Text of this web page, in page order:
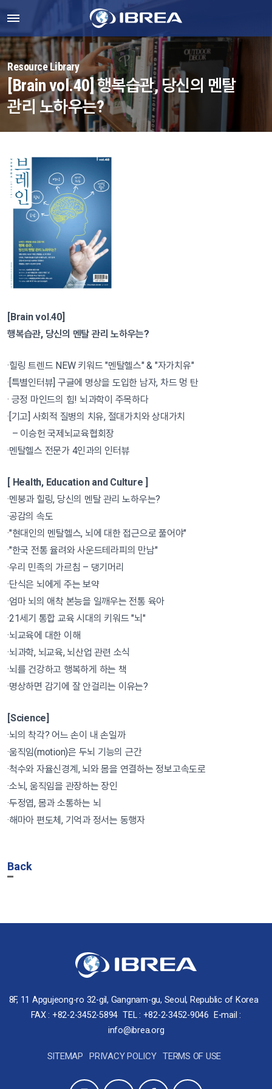
Resource Library
[Brain vol.40] 행복습관, 당신의 멘탈
관리 노하우는?
[Brain vol.40]
행복습관, 당신의 멘탈 관리 노하우는?
·힐링 트렌드 NEW 키워드 "멘탈헬스" & "자가치유"
·[특별인터뷰] 구글에 명상을 도입한 남자, 차드 멍 탄
· 긍정 마인드의 힘! 뇌과학이 주목하다
·[기고] 사회적 질병의 치유, 절대가치와 상대가치
– 이승헌 국제뇌교육협회장
·멘탈헬스 전문가 4인과의 인터뷰
[ Health, Education and Culture ]
·멘붕과 힐링, 당신의 멘탈 관리 노하우는?
·공감의 속도
·"현대인의 멘탈헬스, 뇌에 대한 접근으로 풀어야"
·"한국 전통 율려와 사운드테라피의 만남"
·우리 민족의 가르침 – 댕기머리
·단식은 뇌에게 주는 보약
·엄마 뇌의 애착 본능을 일깨우는 전통 육아
·21세기 통합 교육 시대의 키워드 "뇌"
·뇌교육에 대한 이해
·뇌과학, 뇌교육, 뇌산업 관련 소식
·뇌를 건강하고 행복하게 하는 책
·명상하면 감기에 잘 안걸리는 이유는?
[Science]
·뇌의 착각? 어느 손이 내 손일까
·움직임(motion)은 두뇌 기능의 근간
·척수와 자율신경계, 뇌와 몸을 연결하는 정보고속도로
·소뇌, 움직임을 관장하는 장인
·두정엽, 몸과 소통하는 뇌
·해마아 편도체, 기억과 정서는 동행자
Back
8F, 11 Apgujeong-ro 32-gil, Gangnam-gu, Seoul, Republic of Korea
FAX : +82-2-3452-5894 TEL : +82-2-3452-9046
E-mail :
info@ibrea.org
SITEMAP PRIVACY POLICY TERMS OF USE